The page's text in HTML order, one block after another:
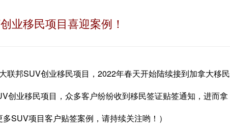
业移民项目喜迎案例！
联邦SUV创业移民项目，2022年春天开始陆续接到加拿大移民
创业移民项目，众多客户纷纷收到移民签证贴签通知，进而拿
SUV项目客户贴签案例，请持续关注哟！）